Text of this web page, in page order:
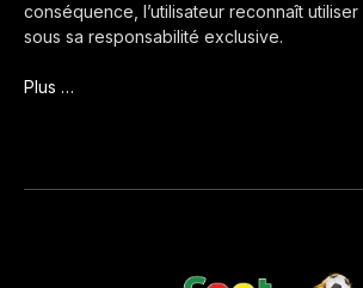
conséquence, l’utilisateur reconnaît
sous sa responsabilité exclusive.
Plus …